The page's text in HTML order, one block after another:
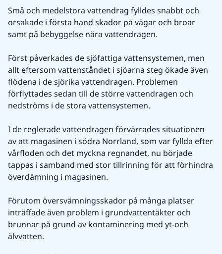
Små och medelstora vattendrag fylldes snabbt och
orsakade i första hand skador på vägar och broar
samt på bebyggelse nära vattendragen.
Först påverkades de sjöfattiga vattensystemen, men
allt eftersom vattenståndet i sjöarna steg ökade även
flödena i de sjörika vattendragen. Problemen
förflyttades sedan till de större vattendragen och
nedströms i de stora vattensystemen.
I de reglerade vattendragen förvärrades situationen
av att magasinen i södra Norrland, som var fyllda efter
vårfloden och det myckna regnandet, nu började
tappas i samband med stor tillrinning för att förhindra
överdämning i magasinen.
Förutom översvämningsskador på många platser
inträffade även problem i grundvattentäkter och
brunnar på grund av kontaminering med yt-och
älvvatten.